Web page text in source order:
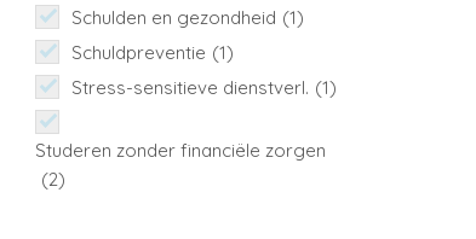
Schulden en gezondheid (1)
Schuldpreventie (1)
Stress-sensitieve dienstverl. (1)
Studeren zonder financiële zorgen
(2)